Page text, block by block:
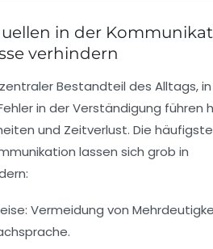
in der
verhindern
Bestandteil des Alltags, in
in der Verständigung führen
und Zeitverlust. Die
lassen sich grob in
Vermeidung von